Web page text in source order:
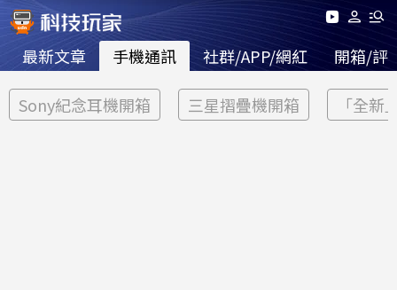
最新文章 手機通訊 社群/APP/網紅 開箱/評
Sony紀念耳機開箱 三星摺疊機開箱 「全新